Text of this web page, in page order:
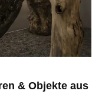
& Objekte aus